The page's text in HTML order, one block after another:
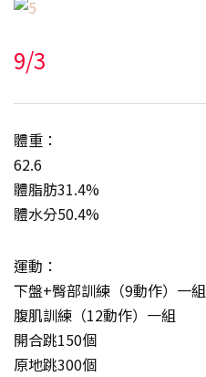
9/3
體重：
62.6
體脂肪31.4%
體水分50.4%
運動：
下盤+臀部訓練（9動作）一組
腹肌訓練（12動作）一組
開合跳150個
原地跳300個